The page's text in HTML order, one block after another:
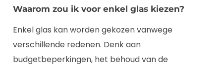
Waarom zou ik voor enkel glas kiezen?
Enkel glas kan worden gekozen vanwege
verschillende redenen. Denk aan
budgetbeperkingen, het behoud van de